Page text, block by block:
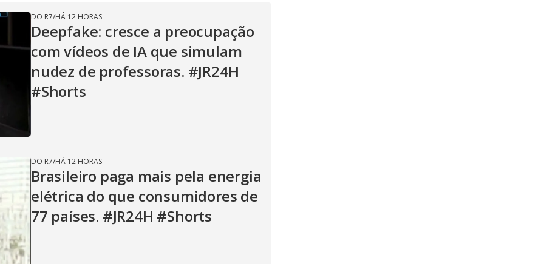
DO R7/HÁ 12 HORAS
Deepfake: cresce a preocupação
com vídeos de IA que simulam
nudez de professoras. #JR24H
#Shorts
DO R7/HÁ 12 HORAS
Brasileiro paga mais pela energia
elétrica do que consumidores de
77 países. #JR24H #Shorts